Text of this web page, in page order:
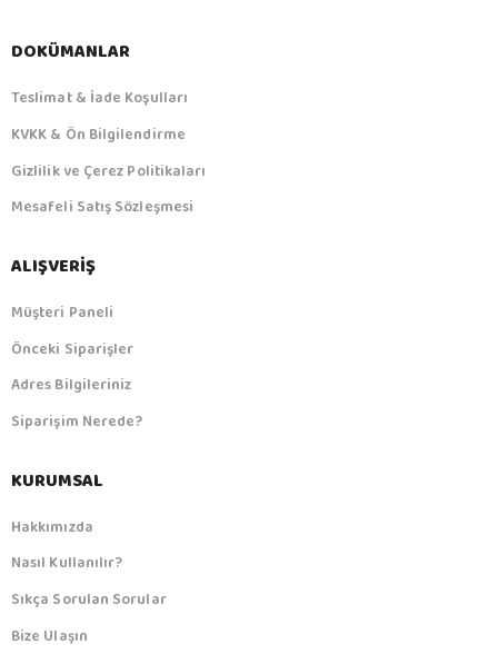
DOKÜMANLAR
Teslimat & İade Koşulları
KVKK & Ön Bilgilendirme
Gizlilik ve Çerez Politikaları
Mesafeli Satış Sözleşmesi
ALIŞVERIŞ
Müşteri Paneli
Önceki Siparişler
Adres Bilgileriniz
Siparişim Nerede?
KURUMSAL
Hakkımızda
Nasıl Kullanılır?
Sıkça Sorulan Sorular
Bize Ulaşın